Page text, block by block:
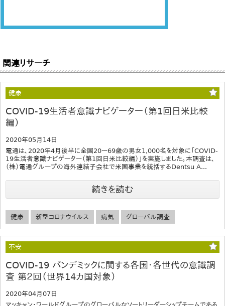
関連リサーチ
健康
COVID-19生活者意識ナビゲーター（第1回日米比較
編）
2020年05月14日
電通は、2020年4月後半に全国20～69歳の男女1,000名を対象に「COVID-
19生活者意識ナビゲーター（第1回日米比較編）」を実施しました。本調査は、
（株）電通グループの海外連結子会社で米国事業を統括するDentsu A...
続きを読む
健康 新型コロナウイルス 病気 グローバル調査
不安
COVID-19 パンデミックに関する各国・各世代の意識調
査 第２回（世界14カ国対象）
2020年04月07日